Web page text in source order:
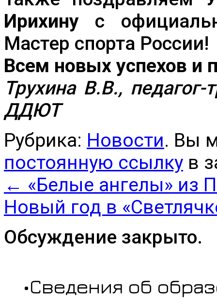
Ирихину с
Мастер спорта России!
Всем новых успехов и
Трухина В.В.,
ДДЮТ
Рубрика: Новости. Вы
постоянную ссылку в
← «Белые ангелы» из
Новый год в
Обсуждение закрыто.
•Сведения об